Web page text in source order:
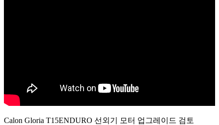
Calon Gloria T15ENDURO 선외기 모터 업그레이드 검토